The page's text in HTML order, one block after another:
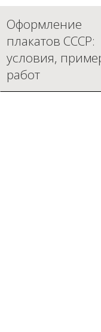
Оформление
плакатов СССР:
условия,
работ